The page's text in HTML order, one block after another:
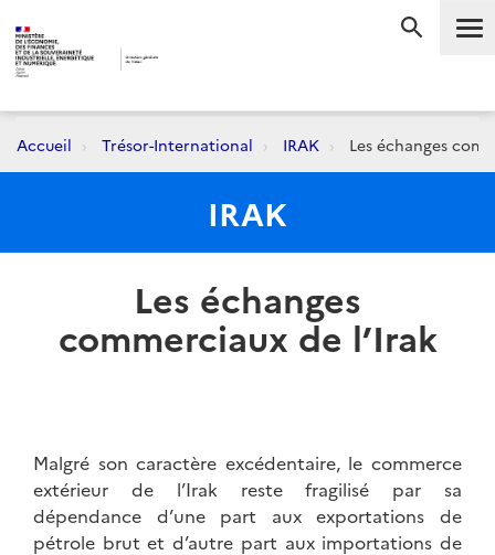
Accueil Trésor-International IRAK Les échanges
IRAK
Les échanges
commerciaux de l’Irak
Malgré son caractère excédentaire, le commerce
extérieur de l’Irak reste fragilisé par sa
dépendance d’une part aux exportations de
pétrole brut et d’autre part aux importations de